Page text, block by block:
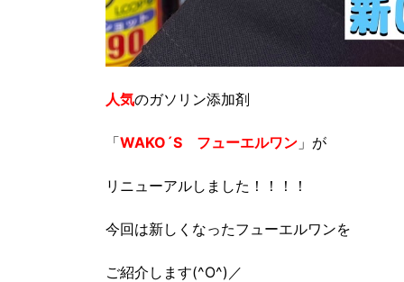
人気のガソリン添加剤
「WAKO´S フューエルワン 」が
リニューアルしました！！！！
今回は新しくなったフューエルワンを
ご紹介します(^O^)／